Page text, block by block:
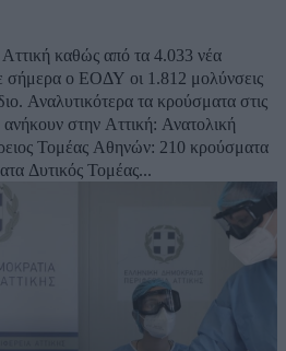
καθώς από τα 4.033 νέα
σήμερα ο ΕΟΔΥ οι 1.812 μολύνσεις
στις
στην Αττική: Ανατολική
Δυτική Αττική: 172 κρούσματα Δυτικός Τομέας...